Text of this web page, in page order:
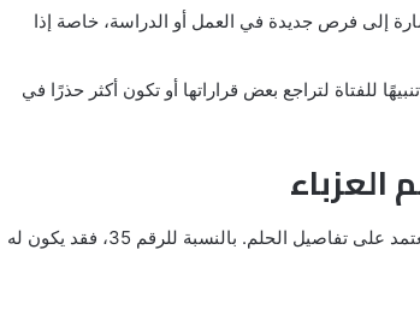
إلى فرص جديدة في العمل أو الدراسة، خاصة إذا
للفتاة لتراجع بعض قراراتها أو تكون أكثر حذرًا في
أما النابلسي فيرى أن الأرقام في المنام تحمل معاني رمزية تعتمد على تفاصيل الحلم. بالنسبة للرقم 35، فقد يكون له
وتفسيرات
ابن
والنابلسي
رؤية الحمام المتسخ بالبراز في المنام: